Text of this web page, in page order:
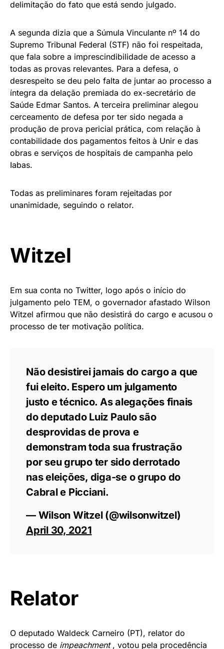
delimitação do fato que está sendo julgado.
A segunda dizia que a Súmula Vinculante nº 14 do
Supremo Tribunal Federal (STF) não foi respeitada,
que fala sobre a imprescindibilidade de acesso a
todas as provas relevantes. Para a defesa, o
desrespeito se deu pelo falta de juntar ao processo a
íntegra da delação premiada do ex-secretário de
Saúde Edmar Santos. A terceira preliminar alegou
cerceamento de defesa por ter sido negada a
produção de prova pericial prática, com relação à
contabilidade dos pagamentos feitos à Unir e das
obras e serviços de hospitais de campanha pelo
Iabas.
Todas as preliminares foram rejeitadas por
unanimidade, seguindo o relator.
Witzel
Em sua conta no Twitter, logo após o início do
julgamento pelo TEM, o governador afastado Wilson
Witzel afirmou que não desistirá do cargo e acusou o
processo de ter motivação política.
Não desistirei jamais do cargo a que
fui eleito. Espero um julgamento
justo e técnico. As alegações finais
do deputado Luiz Paulo são
desprovidas de prova e
demonstram toda sua frustração
por seu grupo ter sido derrotado
nas eleições, diga-se o grupo do
Cabral e Picciani.
— Wilson Witzel (@wilsonwitzel)
April 30, 2021
Relator
O deputado Waldeck Carneiro (PT), relator do
processo de impeachment, votou pela procedência